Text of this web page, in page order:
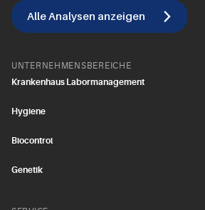
Alle Analysen anzeigen
UNTERNEHMENSBEREICHE
Krankenhaus Labormanagement
Hygiene
Biocontrol
Genetik